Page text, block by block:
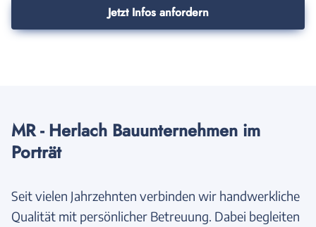
Jetzt Infos anfordern
MR - Herlach Bauunternehmen im
Porträt
Seit vielen Jahrzehnten verbinden wir handwerkliche
Qualität mit persönlicher Betreuung. Dabei begleiten